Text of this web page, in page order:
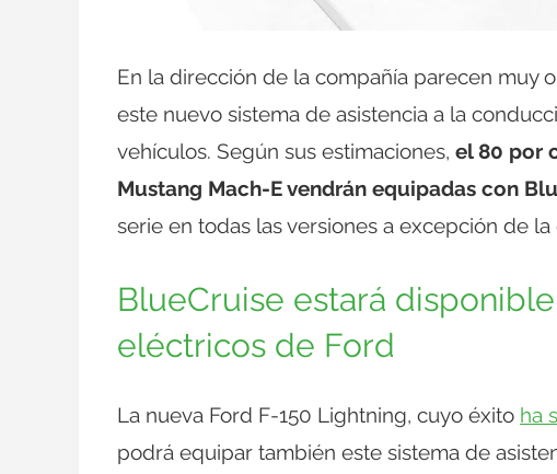
En la dirección de la compañía parecen muy
este nuevo sistema de asistencia a la
vehículos. Según sus estimaciones, el 80 por
Mustang Mach-E vendrán equipadas con
serie en todas las versiones a excepción de
BlueCruise estará
eléctricos de Ford
La nueva Ford F-150 Lightning, cuyo éxito ha
podrá equipar también este sistema de